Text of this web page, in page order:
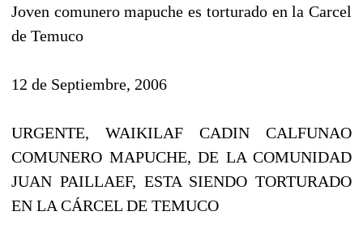
Joven comunero mapuche es torturado en la Carcel
de Temuco
12 de Septiembre, 2006
URGENTE, WAIKILAF CADIN CALFUNAO
COMUNERO MAPUCHE, DE LA COMUNIDAD
JUAN PAILLAEF, ESTA SIENDO TORTURADO
EN LA CÁRCEL DE TEMUCO